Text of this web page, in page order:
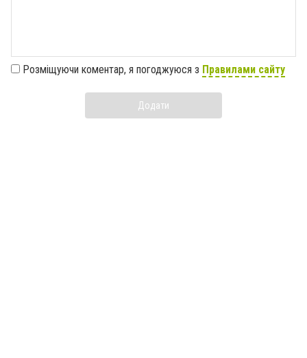
Розміщуючи коментар, я погоджуюся з Правилами сайту
Додати